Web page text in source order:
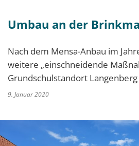
Umbau an der
Nach dem Mensa-Anbau im
weitere „einschneidende
Grundschulstandort
9. Januar 2020